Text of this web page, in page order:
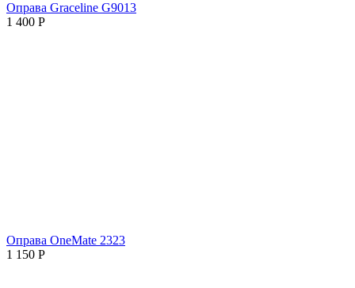
Оправа Graceline G9013
1 400 Р
Оправа OneMate 2323
1 150 Р